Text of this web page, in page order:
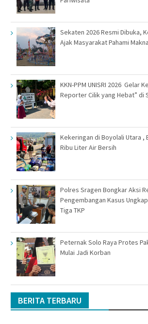
Sekaten 2026 Resmi Dibuka,
Ajak Masyarakat Pahami
KKN-PPM UNISRI 2026 Gelar
Reporter Cilik yang Hebat” di
Kekeringan di Boyolali Utara ,
Ribu Liter Air Bersih
Polres Sragen Bongkar Aksi
Pengembangan Kasus
Tiga TKP
Peternak Solo Raya Protes
Mulai Jadi Korban
BERITA TERBARU